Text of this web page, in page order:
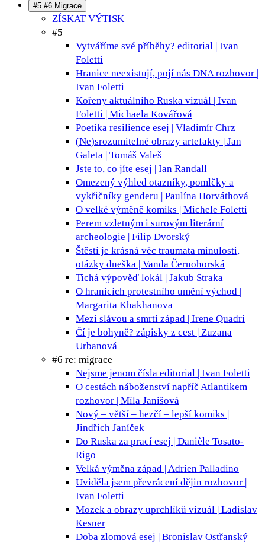
#5 #6 Migrace
ZÍSKAT VÝTISK
#5
Vytváříme své příběhy? editorial | Ivan
Foletti
Hranice neexistují, pojí nás DNA rozhovor |
Ivan Foletti
Kořeny aktuálního Ruska vizuál | Ivan
Foletti | Michaela Kovářová
Poetika resilience esej | Vladimír Chrz
(Ne)srozumitelné obrazy artefakty | Jan
Galeta | Tomáš Valeš
Jste to, co jíte esej | Ian Randall
Omezený výhled otazníky, pomlčky a
vykřičníky genderu | Paulína Horváthová
O velké výměně komiks | Michele Foletti
Perem vzletným i surovým literární
archeologie | Filip Dvorský
Štěstí je krásná věc traumata minulosti,
otázky dneška | Vanda Černohorská
Tichá výpověď lokál | Jakub Straka
O hranicích protestního umění východ |
Margarita Khakhanova
Mezi slávou a smrtí západ | Irene Quadri
Čí je bohyně? zápisky z cest | Zuzana
Urbanová
#6 re: migrace
Nejsme jenom čísla editorial | Ivan Foletti
O cestách náboženství napříč Atlantikem
rozhovor | Míla Janišová
Nový – větší – hezčí – lepší komiks |
Jindřich Janíček
Do Ruska za prací esej | Danièle Tosato-
Rigo
Velká výměna západ | Adrien Palladino
Uviděla jsem převrácení dějin rozhovor |
Ivan Foletti
Mozek a obrazy uprchlíků vizuál | Ladislav
Kesner
Doba zlomová esej | Bronislav Ostřanský